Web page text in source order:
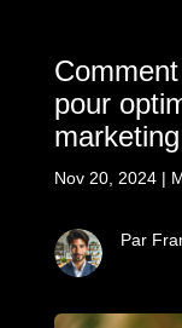
pour
marketing
Nov 20, 2024|
Par